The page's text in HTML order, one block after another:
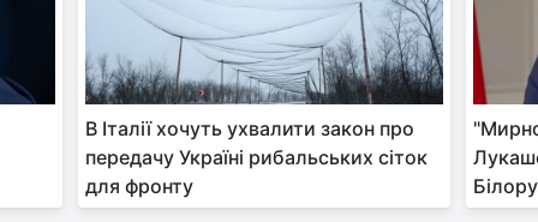
В Італії хочуть ухвалити закон про
передачу Україні рибальських сіток
для фронту